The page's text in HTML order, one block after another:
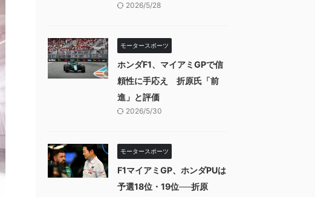
2026/5/28
モータースポーツ
ホンダF1、マイアミGPで信
頼性に手応え 折原氏「前
進」と評価
2026/5/30
モータースポーツ
F1マイアミGP、ホンダPUは
予選18位・19位──折原